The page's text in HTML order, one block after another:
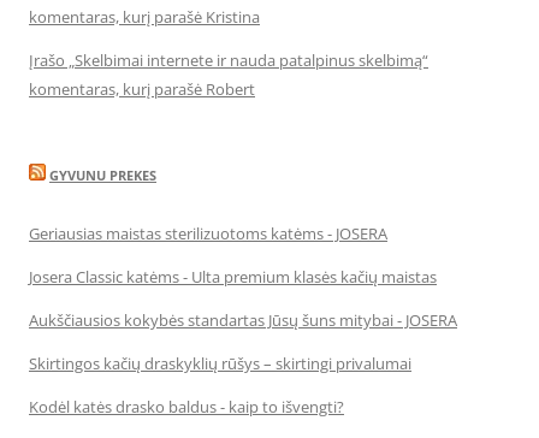
komentaras, kurį parašė Kristina
Įrašo „Skelbimai internete ir nauda patalpinus skelbimą“
komentaras, kurį parašė Robert
GYVUNU PREKES
Geriausias maistas sterilizuotoms katėms - JOSERA
Josera Classic katėms - Ulta premium klasės kačių maistas
Aukščiausios kokybės standartas Jūsų šuns mitybai - JOSERA
Skirtingos kačių draskyklių rūšys – skirtingi privalumai
Kodėl katės drasko baldus - kaip to išvengti?